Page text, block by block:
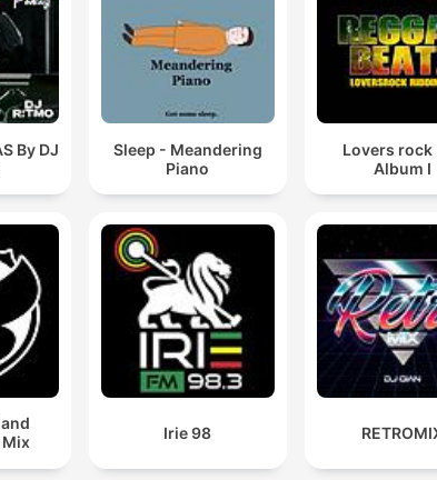
By DJ
Sleep - Meandering
Piano
Lovers rock
Album I
Irie 98